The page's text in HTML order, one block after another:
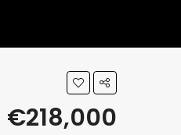
€218,000